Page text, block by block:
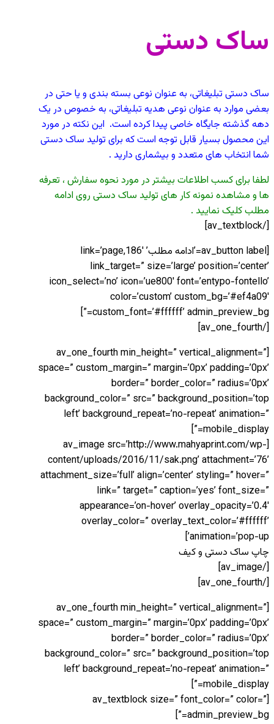
ساک دستی
ساک دستی تبلیغاتی، به عنوان نوعی بسته بندی و یا حتی در
بعضی موارد به عنوان نوعی هدیه تبلیغاتی، به خصوص در یک
دهه گذشته جایگاه خاصی پیدا کرده است. این نکته در مورد
این محصول بسیار قابل توجه است که برای تولید ساک دستی
شما انتخاب های متعدد و بیشماری دارید .
لطفا برای کسب اطلاعات بیشتر در مورد نحوه سفارش ، تعرفه
ها و مشاهده نمونه کار های تولید ساک دستی روی ادامه
مطلب کلیک نمایید .
[/av_textblock]
[av_button label=’ادامه مطلب’ link=’page,186′
link_target=” size=’large’ position=’center’
icon_select=’no’ icon=’ue800′ font=’entypo-fontello’
color=’custom’ custom_bg=’#ef4a09′
custom_font=’#ffffff’ admin_preview_bg=”]
[/av_one_fourth]
[av_one_fourth min_height=” vertical_alignment=”
space=” custom_margin=” margin=’0px’ padding=’0px’
border=” border_color=” radius=’0px’
background_color=” src=” background_position=’top
left’ background_repeat=’no-repeat’ animation=”
mobile_display=”]
[av_image src=’http://www.mahyaprint.com/wp-
content/uploads/2016/11/sak.png’ attachment=’76’
attachment_size=’full’ align=’center’ styling=” hover=”
link=” target=” caption=’yes’ font_size=”
appearance=’on-hover’ overlay_opacity=’0.4′
overlay_color=” overlay_text_color=’#ffffff’
animation=’pop-up’]
چاپ ساک دستی و کیف
[/av_image]
[/av_one_fourth]
[av_one_fourth min_height=” vertical_alignment=”
space=” custom_margin=” margin=’0px’ padding=’0px’
border=” border_color=” radius=’0px’
background_color=” src=” background_position=’top
left’ background_repeat=’no-repeat’ animation=”
mobile_display=”]
[av_textblock size=” font_color=” color=”
admin_preview_bg=”]